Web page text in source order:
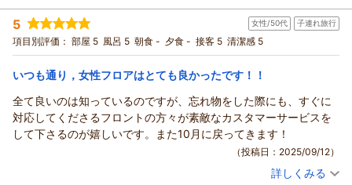
次回のご利用の際も、気持ちよく一日をスタートしていただけ
るようスタッフ一同お待ちしております。
（返信日：2026/03/13）
宿泊時期： 2025年08月宿泊 (子連れ旅行)
投稿者： じゅんじゅんさん
宿泊プラン： 【福岡空港ご利用の方限定】 素泊りプラン
食事なし
宿泊価格帯： 10,001～11,000円(大人一人あたり/税込)
ホテルフロントイン福岡空港からの返信
ご宿泊いただき、また丁寧なご感想をお寄せくださり誠にあり
がとうございます。
お部屋の清潔さやスタッフの対応、そして空港送迎サービスに
ご満足いただけたとのこと、大変嬉しく拝見しました。一方
5 女性/50代 子連れ旅行
項目別評価： 部屋 5 風呂 5 朝食 - 夕食 - 接客 5 清潔感 5
いつも通り，女性フロアはとても良かったです！！
全て良いのは知っているのですが、忘れ物をした際にも、すぐに
対応してくださるフロントの方々が素敵なカスタマーサービスを
して下さるのが嬉しいです。また10月に戻ってきます！
（投稿日：2025/09/12）
詳しくみる